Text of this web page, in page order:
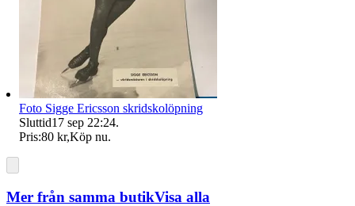
Foto Sigge Ericsson skridskolöpning
Sluttid17 sep 22:24.
Pris:80 kr,Köp nu.
Mer från samma butikVisa alla